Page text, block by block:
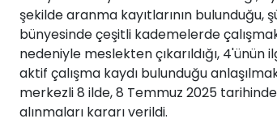
şekilde aranma kayıtlarının bulunduğu,
bünyesinde çeşitli kademelerde
nedeniyle meslekten çıkarıldığı,
aktif çalışma kaydı bulunduğu
merkezli 8 ilde, 8 Temmuz 2025
alınmaları kararı verildi.